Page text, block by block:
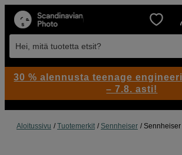
Hei, mitä tuotetta etsit?
Aloitussivu Tuotemerkit Sennheiser
30 % alennusta teenage
– 7.8. asti!